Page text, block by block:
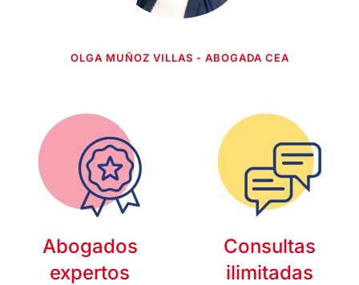
OLGA MUÑOZ VILLAS - ABOGADA CEA
Abogados
expertos
Consultas
ilimitadas